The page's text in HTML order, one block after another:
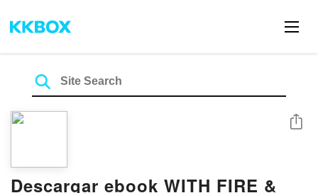
Descargar ebook WITH FIRE &
Share